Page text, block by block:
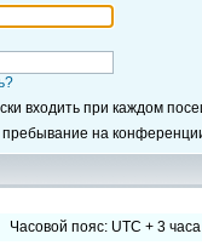
входить при каждом
на
Часовой пояс: UTC + 3